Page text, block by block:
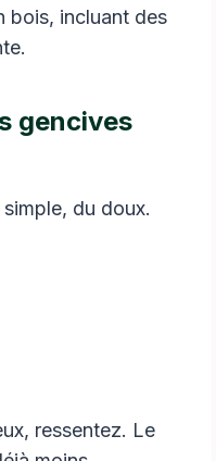
gencives
du doux.
ressentez. Le